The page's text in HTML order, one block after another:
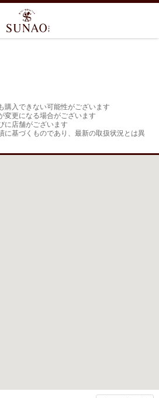
購入できない可能性がございます
変更になる場合がございます
に店舗がございます
に基づくものであり、最新の取扱状況とは異